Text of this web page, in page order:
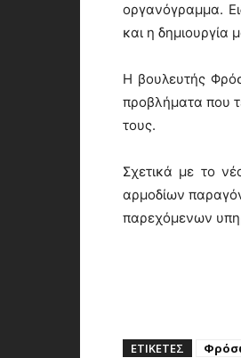
οργανόγραμμα.
και η δημιουργία
Η βουλευτής
προβλήματα που
τους.
Σχετικά με το
αρμοδίων
παρεχόμενων
ΕΤΙΚΕΤΕΣ